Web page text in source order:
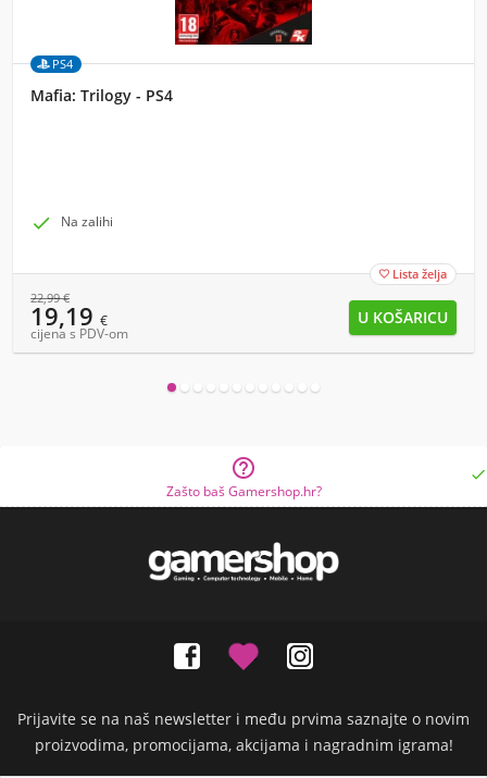
PS4
Mafia: Trilogy - PS4
 Na zalihi
 Lista želja
22,99€
19,19 €
cijena s PDV-om

Zašto baš Gamershop.hr?

Prijavite se na naš newsletter i među prvima saznajte o novim
proizvodima, promocijama, akcijama i nagradnim igrama!